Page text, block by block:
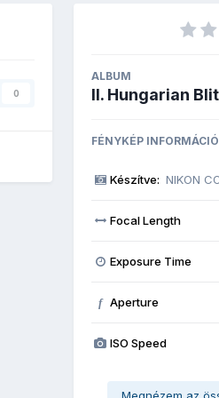
0
ALBUM
II. Hungarian
FÉNYKÉP
Készítve: NIKON
Focal Length
Exposure Time
f Aperture
ISO Speed
Megnézem az